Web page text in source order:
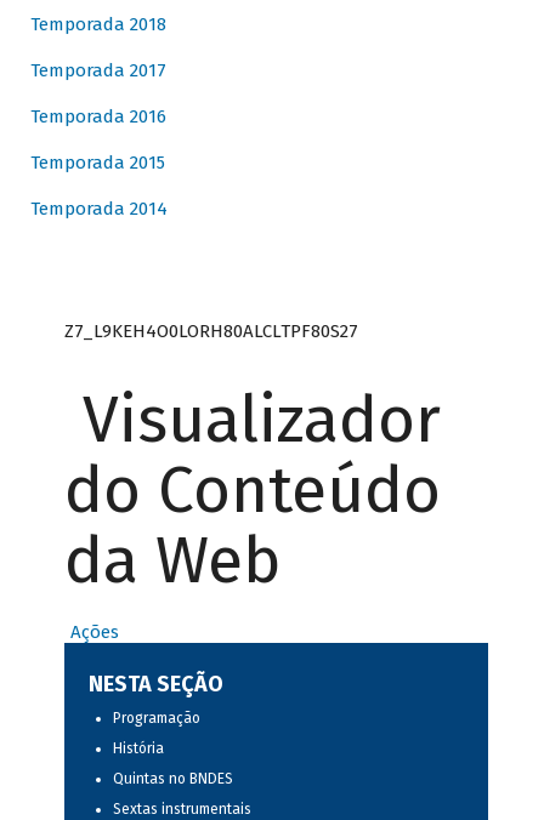
Temporada 2018
Temporada 2017
Temporada 2016
Temporada 2015
Temporada 2014
Z7_L9KEH4O0LORH80ALCLTPF80S27
Visualizador
do Conteúdo
da Web
Ações
NESTA SEÇÃO
Programação
História
Quintas no BNDES
Sextas instrumentais